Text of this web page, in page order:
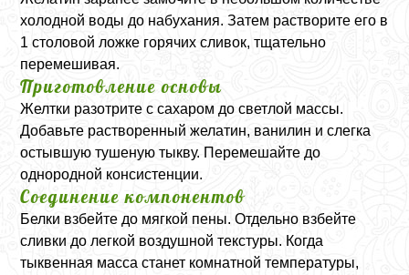
холодной воды до набухания. Затем растворите его в
1 столовой ложке горячих сливок, тщательно
перемешивая.
Приготовление основы
Желтки разотрите с сахаром до светлой массы.
Добавьте растворенный желатин, ванилин и слегка
остывшую тушеную тыкву. Перемешайте до
однородной консистенции.
Соединение компонентов
Белки взбейте до мягкой пены. Отдельно взбейте
сливки до легкой воздушной текстуры. Когда
тыквенная масса станет комнатной температуры,